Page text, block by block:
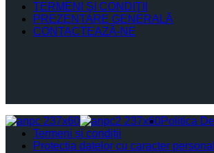
TERMENI ŞI CONDIŢII
PREZENTARE GENERALĂ
CONTACTEAZĂ-NE
Politica
Termeni și condiții
Protectia datelor cu caracter personal